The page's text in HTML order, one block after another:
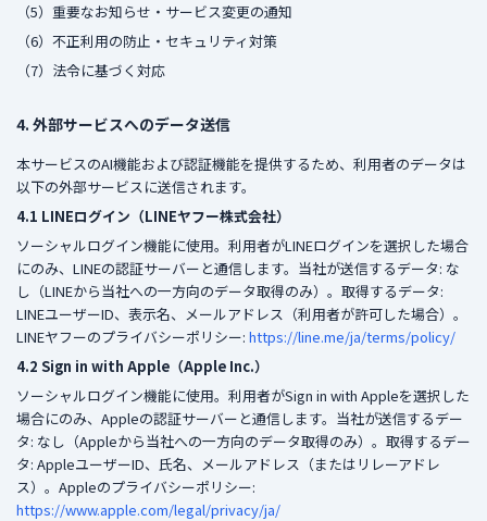
（5）重要なお知らせ・サービス変更の通知
（6）不正利用の防止・セキュリティ対策
（7）法令に基づく対応
4. 外部サービスへのデータ送信
本サービスのAI機能および認証機能を提供するため、利用者のデータは
以下の外部サービスに送信されます。
4.1 LINEログイン（LINEヤフー株式会社）
ソーシャルログイン機能に使用。利用者がLINEログインを選択した場合
にのみ、LINEの認証サーバーと通信します。当社が送信するデータ: な
し（LINEから当社への一方向のデータ取得のみ）。取得するデータ:
LINEユーザーID、表示名、メールアドレス（利用者が許可した場合）。
LINEヤフーのプライバシーポリシー: https://line.me/ja/terms/policy/
4.2 Sign in with Apple（Apple Inc.）
ソーシャルログイン機能に使用。利用者がSign in with Appleを選択した
場合にのみ、Appleの認証サーバーと通信します。当社が送信するデー
タ: なし（Appleから当社への一方向のデータ取得のみ）。取得するデー
タ: AppleユーザーID、氏名、メールアドレス（またはリレーアドレ
ス）。Appleのプライバシーポリシー:
https://www.apple.com/legal/privacy/ja/